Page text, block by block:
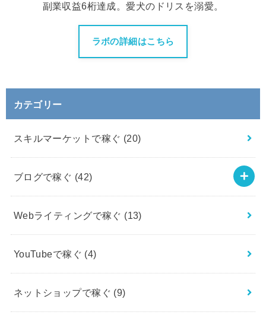
副業収益6桁達成。愛犬のドリスを溺愛。
ラボの詳細はこちら
カテゴリー
スキルマーケットで稼ぐ (20)
ブログで稼ぐ (42)
Webライティングで稼ぐ (13)
YouTubeで稼ぐ (4)
ネットショップで稼ぐ (9)